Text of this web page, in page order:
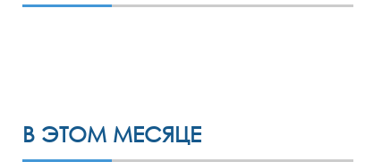
В ЭТОМ МЕСЯЦЕ